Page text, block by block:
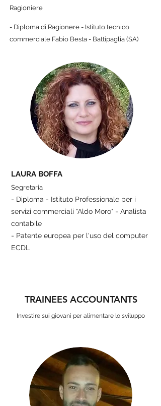
Ragioniere
- Diploma di Ragionere - Istituto tecnico
commerciale Fabio Besta - Battipaglia (SA)
LAURA BOFFA
Segretaria
- Diploma - Istituto Professionale per i
servizi commerciali "Aldo Moro" - Analista
contabile
- Patente europea per l'uso del computer
ECDL
TRAINEES ACCOUNTANTS
Investire sui giovani per alimentare lo sviluppo